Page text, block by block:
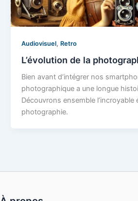
Audiovisuel, Retro
L’évolution de la
Bien avant d’intégrer nos
photographique a une longue
Découvrons ensemble l’incroyable
photographie.